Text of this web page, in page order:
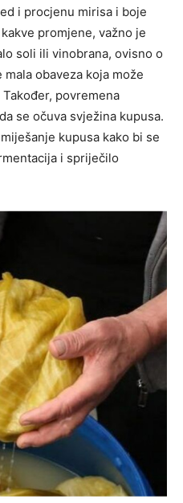
i procjenu mirisa i boje
promjene, važno je
soli ili vinobrana, ovisno o
obaveza koja može
Također, povremena
se očuva svježina kupusa.
kupusa kako bi se
i spriječilo